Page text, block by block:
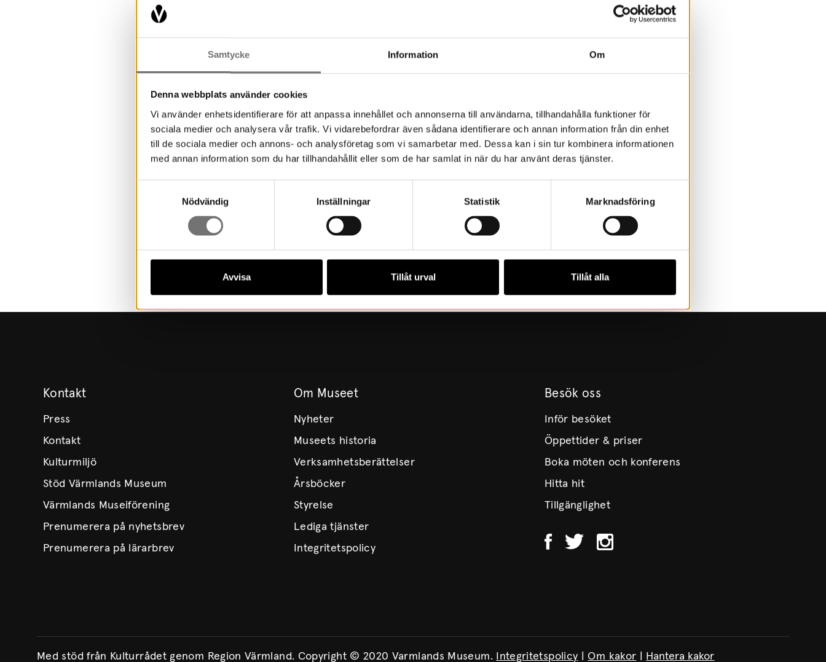
Samtycke Information Om
Denna webbplats använder cookies
Vi använder enhetsidentifierare för att anpassa innehållet och annonserna till användarna, tillhandahålla funktioner för
sociala medier och analysera vår trafik. Vi vidarebefordrar även sådana identifierare och annan information från din enhet
till de sociala medier och annons- och analysföretag som vi samarbetar med. Dessa kan i sin tur kombinera informationen
med annan information som du har tillhandahållit eller som de har samlat in när du har använt deras tjänster.
Nödvändig
Inställningar Statistik Marknadsföring
Avvisa Tillåt urval Tillåt alla
Turen tar ca 2 h.
Plats
Biljetter
Guide
Programmet är en del av Kulturarvsdagarna på finnskogen.
Kontakt
Press
Kontakt
Kulturmiljö
Stöd Värmlands Museum
Värmlands Museiförening
Prenumerera på nyhetsbrev
Prenumerera på lärarbrev
Om Museet
Nyheter
Museets historia
Verksamhetsberättelser
Årsböcker
Styrelse
Lediga tjänster
Integritetspolicy
Besök oss
Inför besöket
Öppettider & priser
Boka möten och konferens
Hitta hit
Tillgänglighet
Med stöd från Kulturrådet genom Region Värmland. Copyright © 2020 Varmlands Museum. Integritetspolicy Om kakor Hantera kakor